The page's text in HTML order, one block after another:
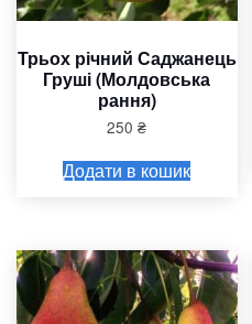
Трьох річний Саджанець
Груші (Молдовська
рання)
250₴
Додати в кошик